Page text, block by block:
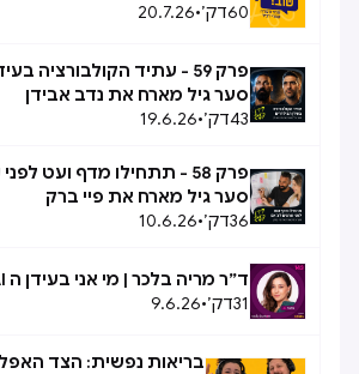
60דק׳•
20.7.26
פרק 59 - עתיד הקולבורציה
סער גיל מארח את נדב אבידן
43דק׳•
19.6.26
פרק 58 - תתחילו מדף ועט
סער גיל מארח את פיי ברק
36דק׳•
10.6.26
ד״ר מריה בלכר | מי אני בעידן ה AI?
31דק׳•
9.6.26
בריאות נפשית: הצד